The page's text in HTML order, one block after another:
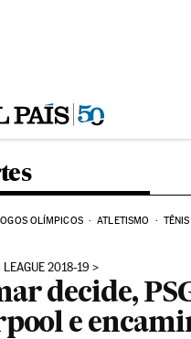
OLÍMPICOS ATLETISMO TÊNIS
2018-19
decide,
e